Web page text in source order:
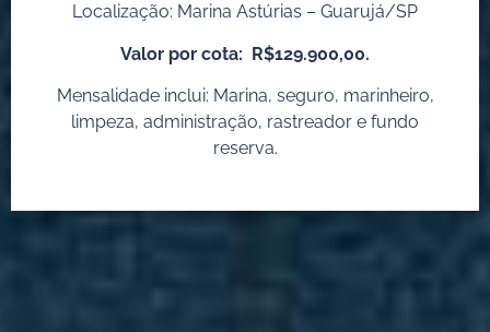
Localização: Marina Astúrias – Guarujá/SP
Valor por cota: R$129.900,00.
Mensalidade inclui: Marina, seguro, marinheiro,
limpeza, administração, rastreador e fundo
reserva.